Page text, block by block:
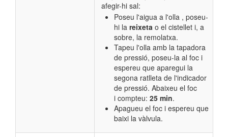
afegir-hi sal:
Poseu l'aigua a l'olla​ , poseu-
hi la reixeta o el cistellet i, a
sobre, la remolatxa.
Tapeu l'olla amb la tapadora
de pressió, poseu-la al foc i
espereu que aparegui la
segona ratlleta de l'indicador
de pressió. Abaixeu el foc
i compteu: 25 min.
Apagueu el foc i espereu que
baixi la vàlvula.